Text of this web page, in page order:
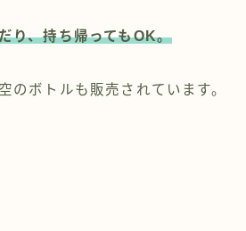
り、持ち帰ってもOK。
のボトルも販売されています。